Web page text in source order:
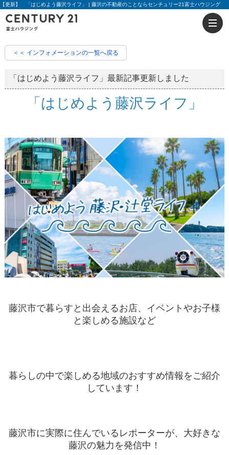
【更新】 「はじめよう藤沢ライフ」 | 藤沢の不動産のことならセンチュリー21富士ハウジング
＜＜ インフォメーションの一覧へ戻る
「はじめよう藤沢ライフ」最新記事更新しました
「はじめよう藤沢ライフ」
藤沢市で暮らすと出会えるお店、イベントやお子様
と楽しめる施設など
暮らしの中で楽しめる地域のおすすめ情報をご紹介
しています！
藤沢市に実際に住んでいるレポーターが、大好きな
藤沢の魅力を発信中！